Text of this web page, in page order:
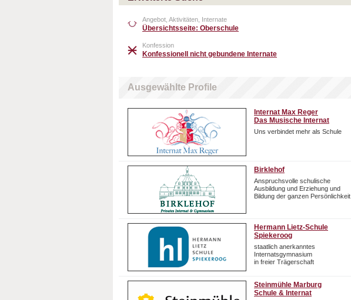
Angebot, Aktivitäten, Internate
Übersichtsseite: Oberschule
Konfession
Konfessionell nicht gebundene Internate
Ausgewählte Profile
Internat Max Reger
Das Musische Internat
Uns verbindet mehr als Schule
Birklehof
Anspruchsvolle schulische
Ausbildung und Erziehung und
Bildung der ganzen Persönlichkeit
Hermann Lietz-Schule
Spiekeroog
staatlich anerkanntes
Internatsgymnasium
in freier Trägerschaft
Steinmühle Marburg
Schule & Internat